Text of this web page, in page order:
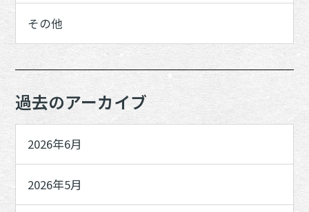
その他
過去のアーカイブ
2026年6月
2026年5月